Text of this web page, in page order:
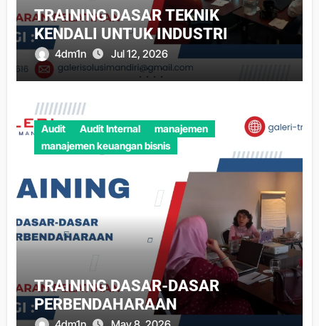
TRAINING DASAR TEKNIK
KENDALI UNTUK INDUSTRI
4dm1n Jul 12, 2026
Audit Audit Internal
manajemen
manajemen keuangan bisnis
TRAINING DASAR-DASAR
PERBENDAHARAAN